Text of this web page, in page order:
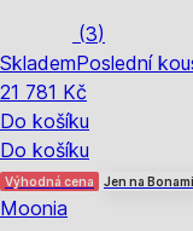
(3)
SklademPoslední
21 781 Kč
Do košíku
Do košíku
Výhodná cena Jen na Bonami
Moonia